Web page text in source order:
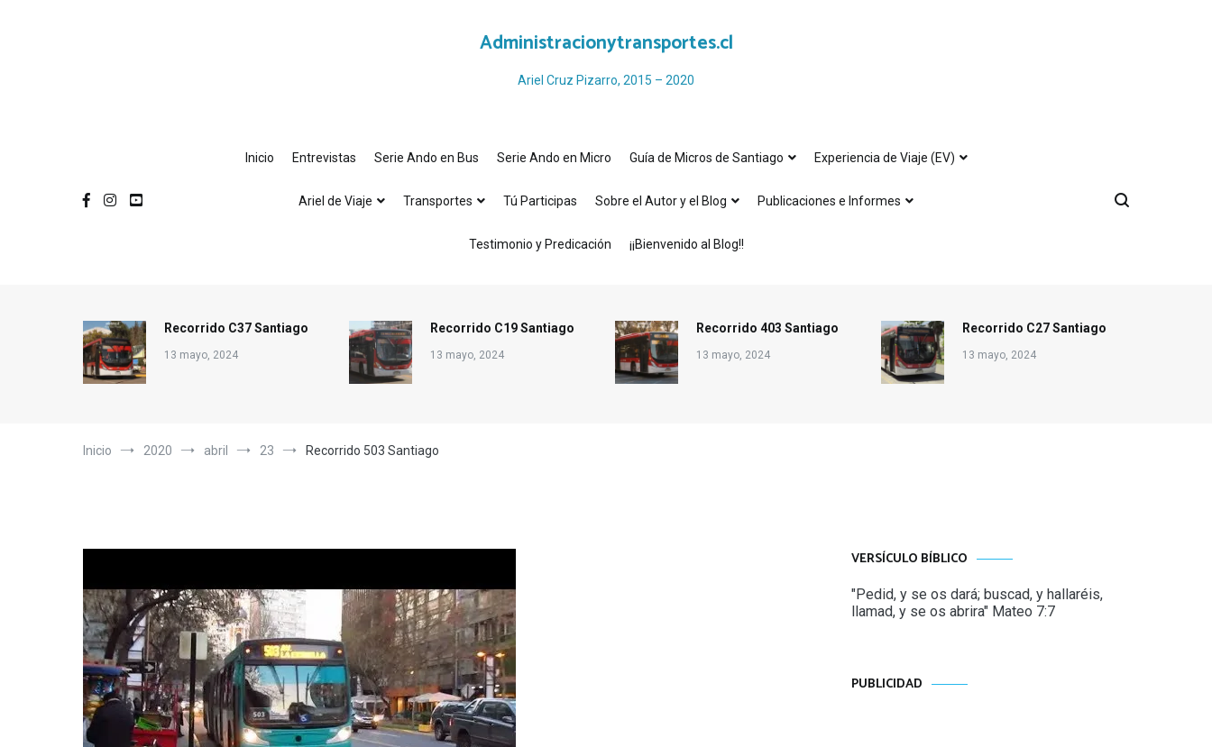
Administracionytransportes.cl
Ariel Cruz Pizarro, 2015 – 2020
Inicio Entrevistas Serie Ando en Bus Serie Ando en Micro Guía de Micros de Santiago Experiencia de Viaje (EV)
Ariel de Viaje Transportes Tú Participas Sobre el Autor y el Blog Publicaciones e Informes
Testimonio y Predicación ¡¡Bienvenido al Blog!!
Recorrido C37 Santiago
13 mayo, 2024
Recorrido C19 Santiago
13 mayo, 2024
Recorrido 403 Santiago
13 mayo, 2024
Recorrido C27 Santiago
13 mayo, 2024
Inicio 2020 abril 23 Recorrido 503 Santiago
VERSÍCULO BÍBLICO
"Pedid, y se os dará; buscad, y hallaréis,
llamad, y se os abrira" Mateo 7:7
PUBLICIDAD